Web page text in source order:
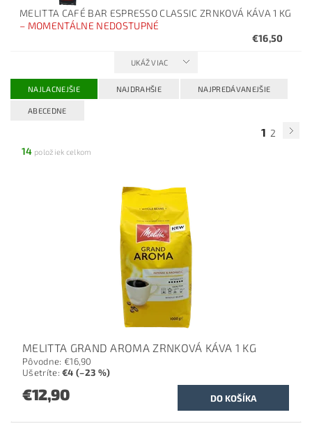
MELITTA CAFÉ BAR ESPRESSO CLASSIC ZRNKOVÁ KÁVA 1 KG
– MOMENTÁLNE NEDOSTUPNÉ
€16,50
UKÁŽ VIAC
NAJLACNEJŠIE NAJDRAHŠIE NAJPREDÁVANEJŠIE
ABECEDNE
1 2
14 položiek celkom
MELITTA GRAND AROMA ZRNKOVÁ KÁVA 1 KG
Pôvodne: €16,90
Ušetríte:€4 (–23 %)
€12,90